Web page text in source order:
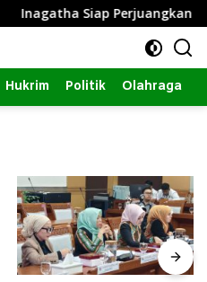
Inagatha Siap Perjuangkan
Hukrim Politik Olahraga